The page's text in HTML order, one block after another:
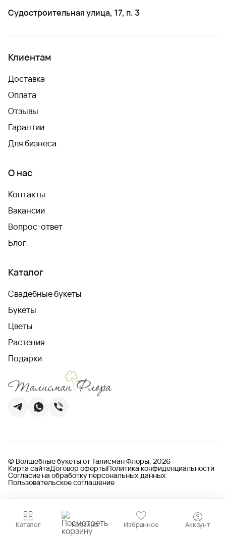
Каталог Корзина Избранное Аккаунт
Судостроительная улица, 17, п. 3
Клиентам
Доставка
Оплата
Отзывы
Гарантии
Для бизнеса
О нас
Контакты
Вакансии
Вопрос-ответ
Блог
Каталог
Свадебные букеты
Букеты
Цветы
Растения
Подарки
© Волшебные букеты от Талисман Флоры, 2026
Карта сайтаДоговор офертыПолитика конфиденциальности
Согласие на обработку персональных данных
Пользовательское соглашение